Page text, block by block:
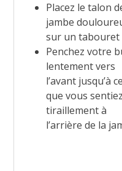
Placez le talon
jambe
sur un tabouret
Penchez votre
lentement vers
l’avant jusqu’à ce
que vous
tiraillement à
l’arrière de la